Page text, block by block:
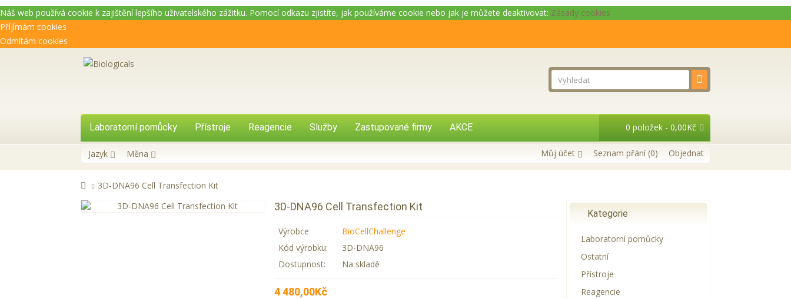
Náš web používá cookie k zajištění lepšího uživatelského zážitku. Pomocí odkazu zjistíte, jak používáme cookie nebo jak je můžete deaktivovat: Zásady cookies
Příjímám cookies
Odmítám cookies
Laboratorní pomůcky Přístroje Reagencie Služby Zastupované firmy AKCE 0 položek - 0,00Kč
Jazyk Měna Můj účet Seznam přání (0) Objednat
3D-DNA96 Cell Transfection Kit
3D-DNA96 Cell Transfection Kit
Výrobce
BioCellChallenge
Kód výrobku:
3D-DNA96
Dostupnost:
Na skladě
4 480,00Kč
Kategorie
Laboratorní pomůcky
Ostatní
Přístroje
Reagencie